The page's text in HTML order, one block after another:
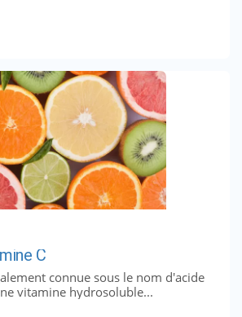
C
connue sous le nom d'acide
vitamine hydrosoluble...